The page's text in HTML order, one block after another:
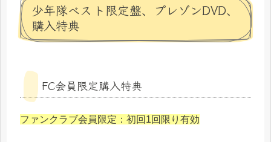
少年隊ベスト限定盤、プレゾンDVD、
購入特典
FC会員限定購入特典
ファンクラブ会員限定：初回1回限り有効